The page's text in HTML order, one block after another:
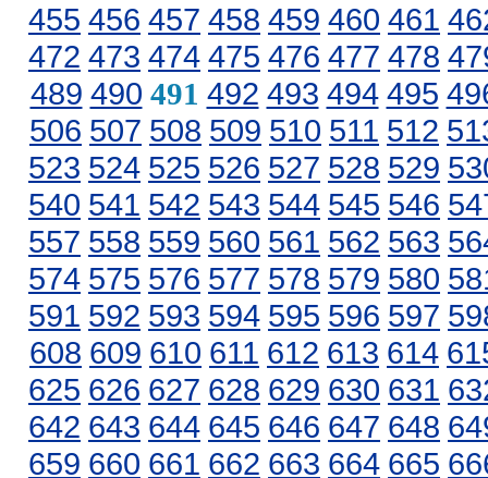
455 456 457 458 459 460 461
472 473 474 475 476 477 478
489 490 491 492 493 494 495
506 507 508 509 510 511 512
523 524 525 526 527 528 529
540 541 542 543 544 545 546
557 558 559 560 561 562 563
574 575 576 577 578 579 580
591 592 593 594 595 596 597
608 609 610 611 612 613 614
625 626 627 628 629 630 631
642 643 644 645 646 647 648
659 660 661 662 663 664 665